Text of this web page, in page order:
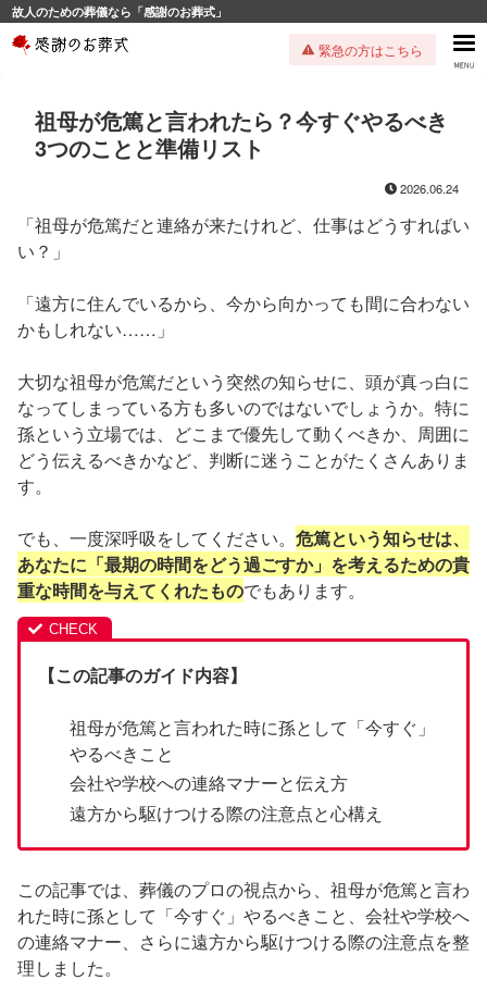
故人のための葬儀なら「感謝のお葬式」
緊急の方はこちら
祖母が危篤と言われたら？今すぐやるべき
3つのことと準備リスト
2026.06.24
「祖母が危篤だと連絡が来たけれど、仕事はどうすればい
い？」
「遠方に住んでいるから、今から向かっても間に合わない
かもしれない……」
大切な祖母が危篤だという突然の知らせに、頭が真っ白に
なってしまっている方も多いのではないでしょうか。特に
孫という立場では、どこまで優先して動くべきか、周囲に
どう伝えるべきかなど、判断に迷うことがたくさんありま
す。
でも、一度深呼吸をしてください。 危篤という知らせは、
あなたに「最期の時間をどう過ごすか」を考えるための貴
重な時間を与えてくれたものでもあります。
【この記事のガイド内容】
祖母が危篤と言われた時に孫として「今すぐ」
やるべきこと
会社や学校への連絡マナーと伝え方
遠方から駆けつける際の注意点と心構え
この記事では、葬儀のプロの視点から、祖母が危篤と言わ
れた時に孫として「今すぐ」やるべきこと、会社や学校へ
の連絡マナー、さらに遠方から駆けつける際の注意点を整
理しました。